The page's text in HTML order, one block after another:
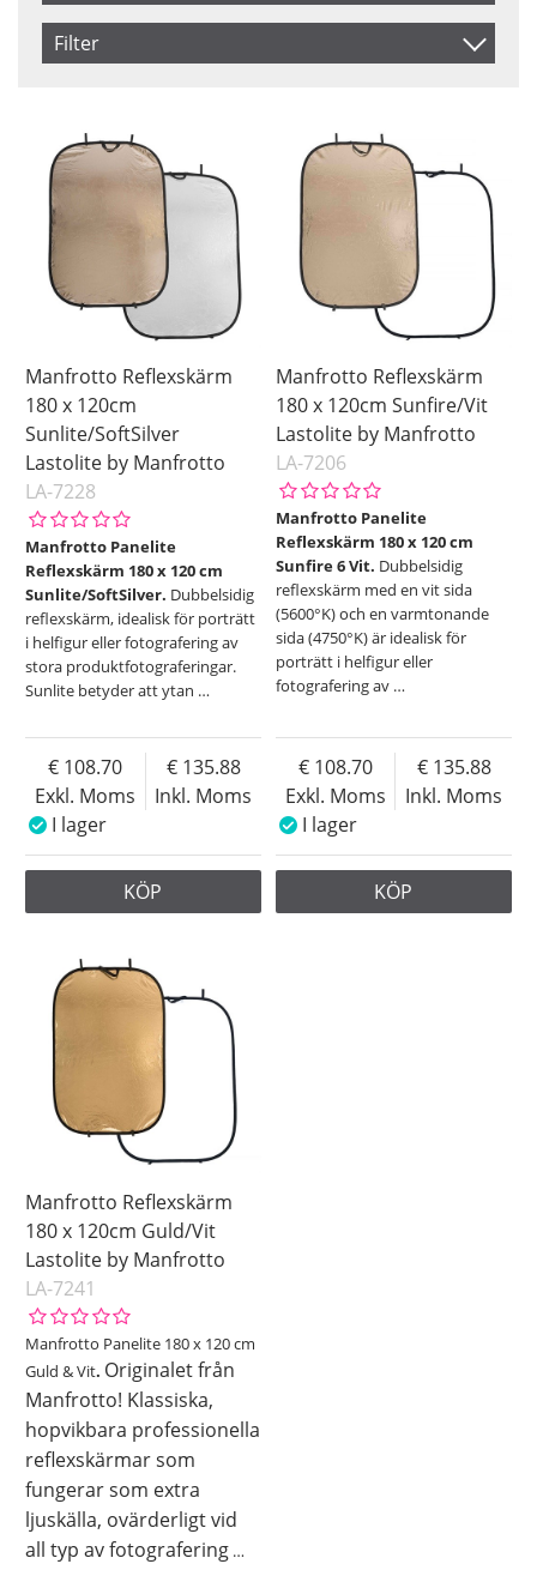
Artikelkod
Filter
Sunfire/Vit
Sunlite/SoftSilver
Saldo
Manfrotto Reflexskärm
180 x 120cm
Sunlite/SoftSilver
Lastolite by Manfrotto
LA-7228
Manfrotto Panelite
Reflexskärm 180 x 120 cm
Sunlite/SoftSilver. Dubbelsidig
reflexskärm, idealisk för porträtt
i helfigur eller fotografering av
stora produktfotograferingar.
Sunlite betyder att ytan …
Exkl. Moms
108.70
Inkl. Moms
135.88
I lager
KÖP
Manfrotto Reflexskärm
180 x 120cm Sunfire/Vit
Lastolite by Manfrotto
LA-7206
Manfrotto Panelite
Reflexskärm 180 x 120 cm
Sunfire 6 Vit. Dubbelsidig
reflexskärm med en vit sida
(5600°K) och en varmtonande
sida (4750°K) är idealisk för
porträtt i helfigur eller
fotografering av …
Exkl. Moms
108.70
Inkl. Moms
135.88
I lager
KÖP
Manfrotto Reflexskärm
180 x 120cm Guld/Vit
Lastolite by Manfrotto
LA-7241
Manfrotto Panelite 180 x 120 cm
Guld & Vit. Originalet från
Manfrotto! Klassiska,
hopvikbara professionella
reflexskärmar som
fungerar som extra
ljuskälla, ovärderligt vid
all typ av fotografering …